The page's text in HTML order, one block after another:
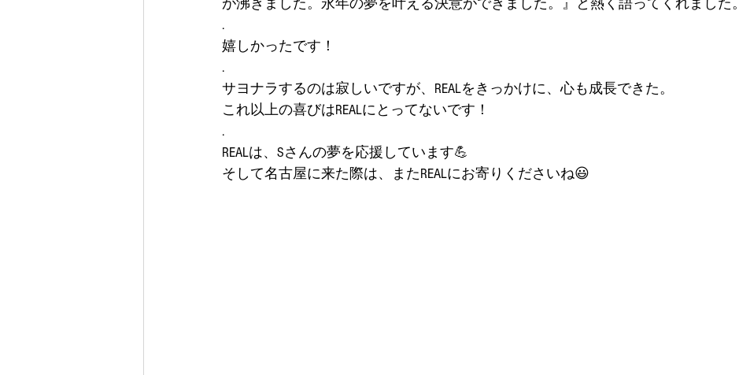
が沸きました。永年の夢を叶える決意ができました。』と熱く語ってくれました。
.
嬉しかったです！
.
サヨナラするのは寂しいですが、REALをきっかけに、心も成長できた。
これ以上の喜びはREALにとってないです！
.
REALは、Sさんの夢を応援しています💪
そして名古屋に来た際は、またREALにお寄りくださいね😃